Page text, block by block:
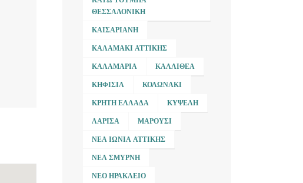
ΘΕΣΣΑΛΟΝΊΚΗ
ΚΑΙΣΑΡΙΑΝΉ
ΚΑΛΑΜΆΚΙ ΑΤΤΙΚΉΣ
ΚΑΛΑΜΑΡΙΆ ΚΑΛΛΙΘΈΑ
ΚΗΦΙΣΙΆ ΚΟΛΩΝΆΚΙ
ΚΡΉΤΗ ΕΛΛΆΔΑ ΚΥΨΈΛΗ
ΛΆΡΙΣΑ ΜΑΡΟΎΣΙ
ΝΈΑ ΙΩΝΊΑ ΑΤΤΙΚΉΣ
ΝΈΑ ΣΜΎΡΝΗ
ΝΈΟ ΗΡΆΚΛΕΙΟ